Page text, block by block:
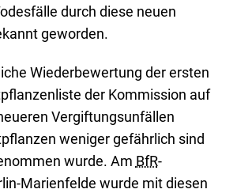
durch diese neuen
geworden.
Wiederbewertung der ersten
der Kommission auf
Vergiftungsunfällen
weniger gefährlich sind
wurde. Am BfR-
Marienfelde wurde mit diesen